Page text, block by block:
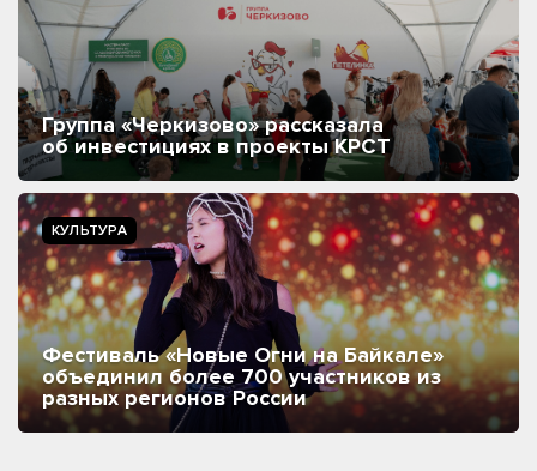
Группа «Черкизово» рассказала
об инвестициях в проекты КРСТ
КУЛЬТУРА
Фестиваль «Новые Огни на Байкале»
объединил более 700 участников из
разных регионов России